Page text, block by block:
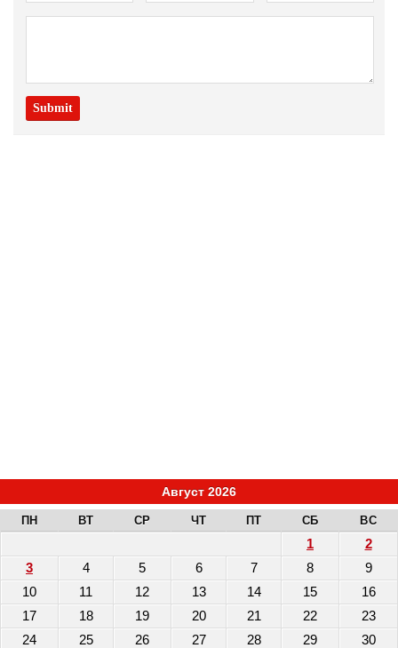
Август 2026
ПН ВТ СР ЧТ ПТ СБ ВС
1
2
3
4 5 6 7 8
9
10
11 12 13 14 15
16
17
18 19 20 21 22
23
24
25 26 27 28 29
30